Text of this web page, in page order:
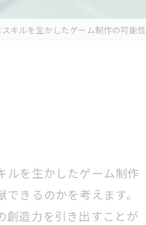
キルを生かしたゲーム制作の可能性
ルを生かしたゲーム制作
きるのかを考えます。
創造力を引き出すことが